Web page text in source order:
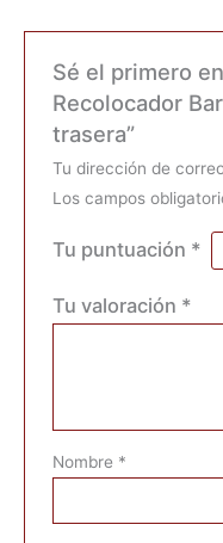
Sé el primero
Recolocador
trasera”
Tu dirección de
Los campos
Tu puntuación *
Tu valoración *
Nombre *